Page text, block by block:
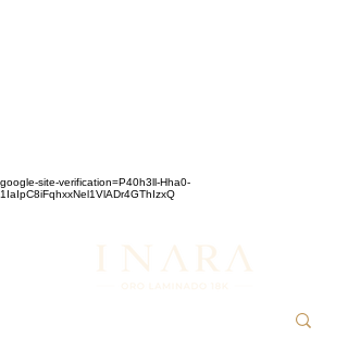
google-site-verification=P40h3ll-Hha0-
1IaIpC8iFqhxxNel1VlADr4GThIzxQ